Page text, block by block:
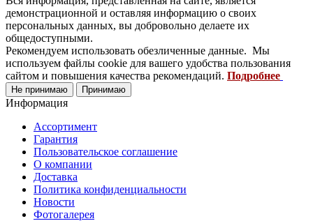
демонстрационной и оставляя информацию о своих
персональных данных, вы добровольно делаете их
общедоступными.
Рекомендуем использовать обезличенные данные. Мы
используем файлы cookie для вашего удобства пользования
сайтом и повышения качества рекомендаций. Подробнее
Не принимаю Принимаю
Информация
Ассортимент
Гарантия
Пользовательское соглашение
О компании
Доставка
Политика конфиденциальности
Новости
Фотогалерея